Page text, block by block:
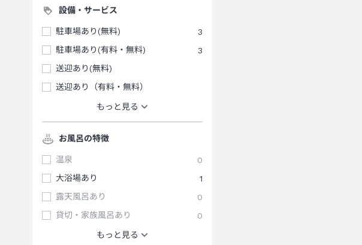
設備・サービス
駐車場あり(無料)
3
駐車場あり(有料・無料)
3
送迎あり(無料)
送迎あり（有料・無料）
もっと見る
お風呂の特徴
温泉
0
大浴場あり
1
露天風呂あり
0
貸切・家族風呂あり
0
もっと見る